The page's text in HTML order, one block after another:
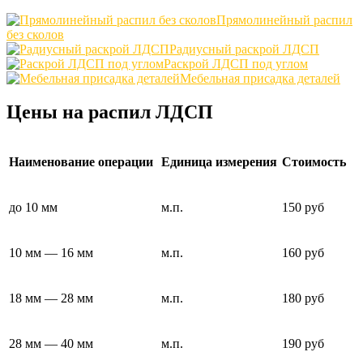
Прямолинейный распил
без сколов
Радиусный раскрой ЛДСП
Раскрой ЛДСП под углом
Мебельная присадка деталей
Цены на распил ЛДСП
Наименование операции Единица измерения Стоимость
до 10 мм м.п. 150 руб
10 мм — 16 мм м.п. 160 руб
18 мм — 28 мм м.п. 180 руб
28 мм — 40 мм м.п. 190 руб